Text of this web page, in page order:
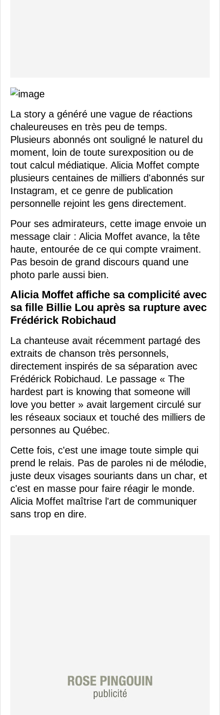
La story a généré une vague de réactions
chaleureuses en très peu de temps.
Plusieurs abonnés ont souligné le naturel du
moment, loin de toute surexposition ou de
tout calcul médiatique. Alicia Moffet compte
plusieurs centaines de milliers d'abonnés sur
Instagram, et ce genre de publication
personnelle rejoint les gens directement.
Pour ses admirateurs, cette image envoie un
message clair : Alicia Moffet avance, la tête
haute, entourée de ce qui compte vraiment.
Pas besoin de grand discours quand une
photo parle aussi bien.
Alicia Moffet affiche sa complicité avec
sa fille Billie Lou après sa rupture avec
Frédérick Robichaud
La chanteuse avait récemment partagé des
extraits de chanson très personnels,
directement inspirés de sa séparation avec
Frédérick Robichaud. Le passage « The
hardest part is knowing that someone will
love you better » avait largement circulé sur
les réseaux sociaux et touché des milliers de
personnes au Québec.
Cette fois, c'est une image toute simple qui
prend le relais. Pas de paroles ni de mélodie,
juste deux visages souriants dans un char, et
c'est en masse pour faire réagir le monde.
Alicia Moffet maîtrise l'art de communiquer
sans trop en dire.